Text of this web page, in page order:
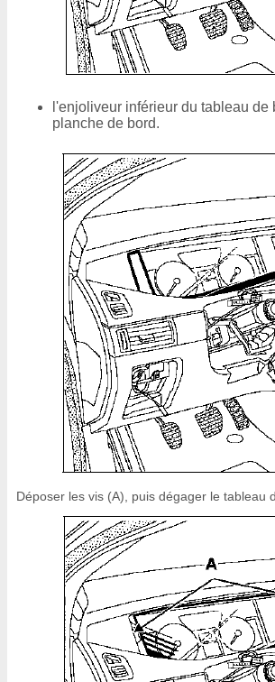
l'enjoliveur inférieur du tableau de
planche de bord.
Déposer les vis (A), puis dégager le tableau